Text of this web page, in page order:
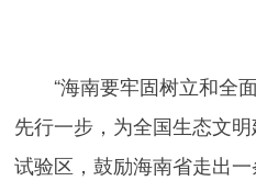
“海南要牢固树立和全面
先行一步，为全国生态文
试验区，鼓励海南省走出